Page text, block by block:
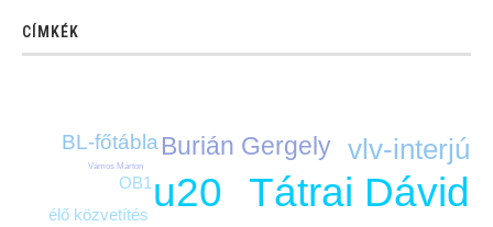
CÍMKÉK
Tátrai Dávid
u20
vlv-interjú
Burián Gergely
BL-főtábla
OB1
élő közvetítés
Vámos Márton